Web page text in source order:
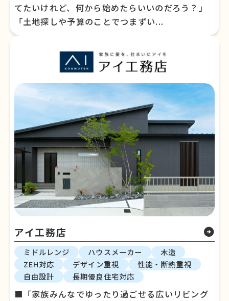
てたいけれど、何から始めたらいいのだろう？」
「土地探しや予算のことでつまずい...
アイ工務店 arrow_circle_right
ミドルレンジ ハウスメーカー
木造
ZEH対応
デザイン重視
性能・断熱重視
自由設計
長期優良住宅対応
■「家族みんなでゆったり過ごせる広いリビング